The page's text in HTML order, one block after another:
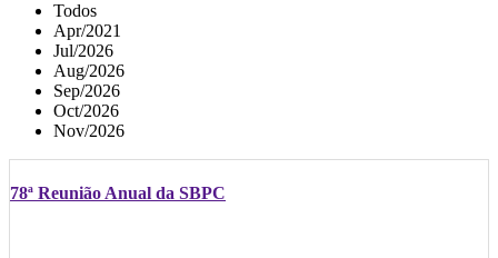
Todos
Apr/2021
Jul/2026
Aug/2026
Sep/2026
Oct/2026
Nov/2026
78ª Reunião Anual da SBPC